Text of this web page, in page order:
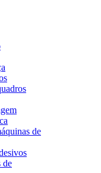
de
de